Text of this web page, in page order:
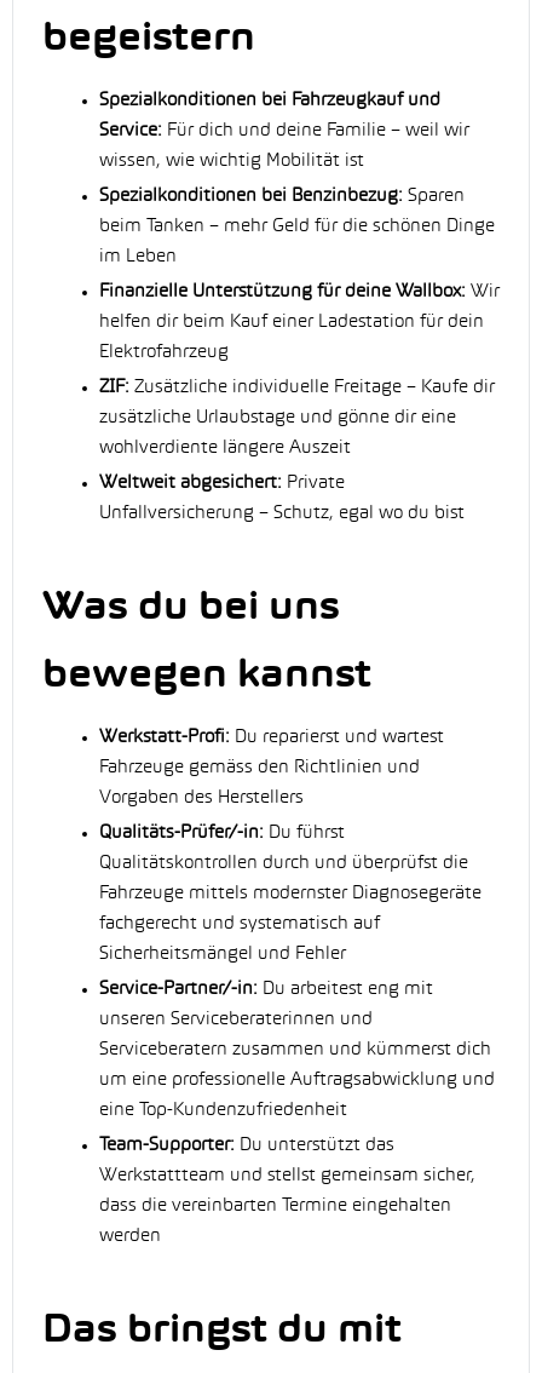
begeistern
Spezialkonditionen bei Fahrzeugkauf und
Service: Für dich und deine Familie – weil wir
wissen, wie wichtig Mobilität ist
Spezialkonditionen bei Benzinbezug: Sparen
beim Tanken – mehr Geld für die schönen Dinge
im Leben
Finanzielle Unterstützung für deine Wallbox: Wir
helfen dir beim Kauf einer Ladestation für dein
Elektrofahrzeug
ZIF: Zusätzliche individuelle Freitage – Kaufe dir
zusätzliche Urlaubstage und gönne dir eine
wohlverdiente längere Auszeit
Weltweit abgesichert: Private
Unfallversicherung – Schutz, egal wo du bist
Was du bei uns
bewegen kannst
Werkstatt-Profi: Du reparierst und wartest
Fahrzeuge gemäss den Richtlinien und
Vorgaben des Herstellers
Qualitäts-Prüfer/-in: Du führst
Qualitätskontrollen durch und überprüfst die
Fahrzeuge mittels modernster Diagnosegeräte
fachgerecht und systematisch auf
Sicherheitsmängel und Fehler
Service-Partner/-in: Du arbeitest eng mit
unseren Serviceberaterinnen und
Serviceberatern zusammen und kümmerst dich
um eine professionelle Auftragsabwicklung und
eine Top-Kundenzufriedenheit
Team-Supporter:
Du unterstützt das
Werkstattteam und stellst gemeinsam sicher,
dass die vereinbarten Termine eingehalten
werden
Das bringst du mit